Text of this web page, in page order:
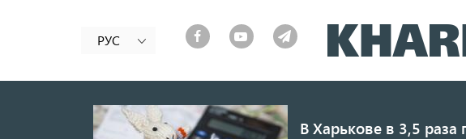
РУС
В Харькове в 3,5